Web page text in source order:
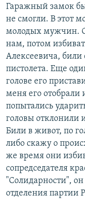
Гаражный замок
не смогли. В этот
молодых мужчин.
нам, потом
Алексеевича, били
пистолета. Еще
голове его
меня его
попытались
головы отклонили
Били в живот, по
либо скажу о
же время они
сопредседателя
"Солидарности", он
отделения